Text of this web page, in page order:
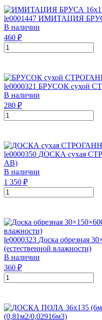
le0001447 ИМИТАЦИЯ
В наличии
460 ₽
le0000321 БРУСОК сухой
В наличии
280 ₽
le0000350 ДОСКА сухая
АВ)
В наличии
1 350 ₽
le0000323 Доска обрезная
(естественной влажности)
В наличии
360 ₽